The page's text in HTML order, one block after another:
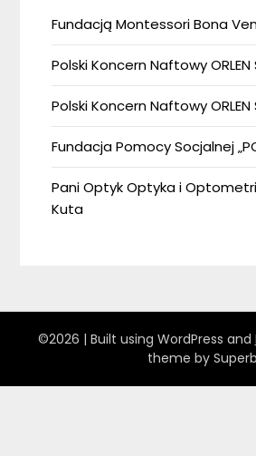
Fundacją Montessori Bona
Polski Koncern Naftowy ORLEN
Polski Koncern Naftowy ORLEN
Fundacja Pomocy Socjalnej
Pani Optyk Optyka i
Kuta
©2026 | Built using WordPress and
theme by Superb